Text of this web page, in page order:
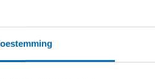
Helmond